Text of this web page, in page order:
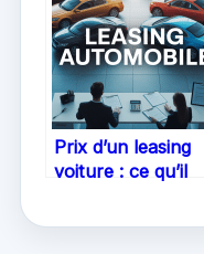
Prix d’un leasing
voiture : ce qu’il